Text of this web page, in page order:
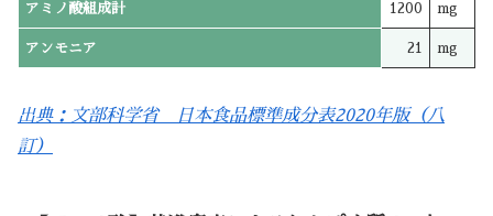
アミノ酸組成計 1200 mg
アンモニア 21 mg
出典：文部科学省 日本食品標準成分表2020年版（八
訂）